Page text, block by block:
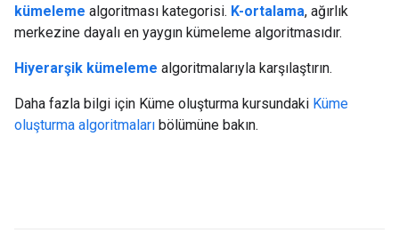
kümeleme algoritması kategorisi. K-ortalama, ağırlık
merkezine dayalı en yaygın kümeleme algoritmasıdır.
Hiyerarşik kümeleme algoritmalarıyla karşılaştırın.
Daha fazla bilgi için Küme oluşturma kursundaki Küme
oluşturma algoritmaları bölümüne bakın.